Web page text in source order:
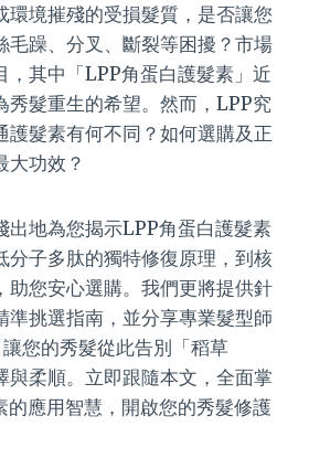
環境摧殘的受損髮質，是否讓您
毛躁、分叉、斷裂等困擾？市場
，其中「LPP角蛋白護髮素」近
秀髮重生的希望。然而，LPP究
護髮素有何不同？如何選購及正
大功效？
出地為您揭示LPP角蛋白護髮素
分子多肽的獨特修復原理，到核
助您安心選購。我們更將提供針
準挑選指南，並分享專業髮型師
您的秀髮從此告別「稻草
與柔順。立即跟隨本文，全面掌
的應用智慧，開啟您的秀髮修護